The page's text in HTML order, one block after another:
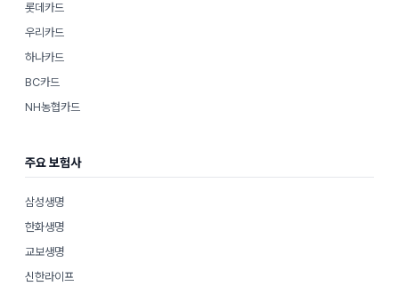
롯데카드
우리카드
하나카드
BC카드
NH농협카드
주요 보험사
삼성생명
한화생명
교보생명
신한라이프